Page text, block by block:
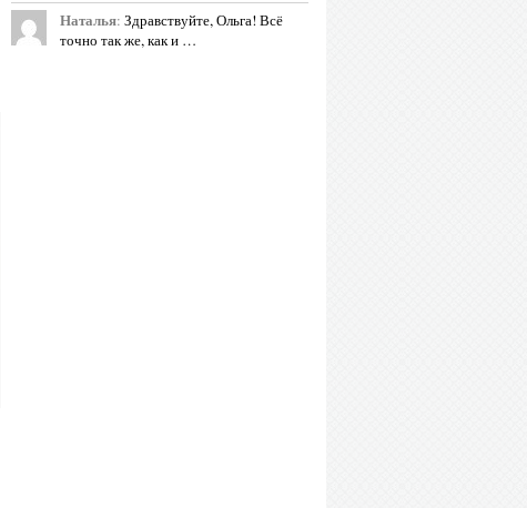
Наталья: Здравствуйте, Ольга! Всё
точно так же, как и …